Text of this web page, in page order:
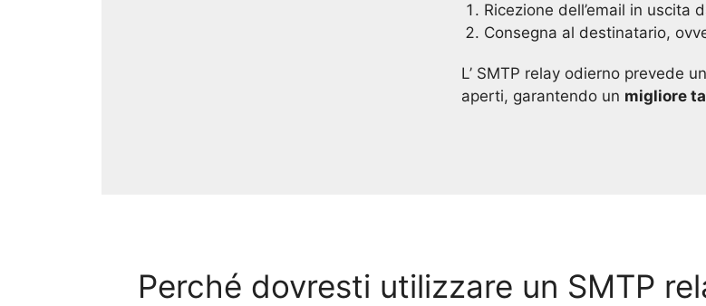
Ricezione dell’email in uscita
Consegna al destinatario,
L’ SMTP relay odierno prevede
aperti, garantendo un migliore
Perché dovresti utilizzare un SMTP